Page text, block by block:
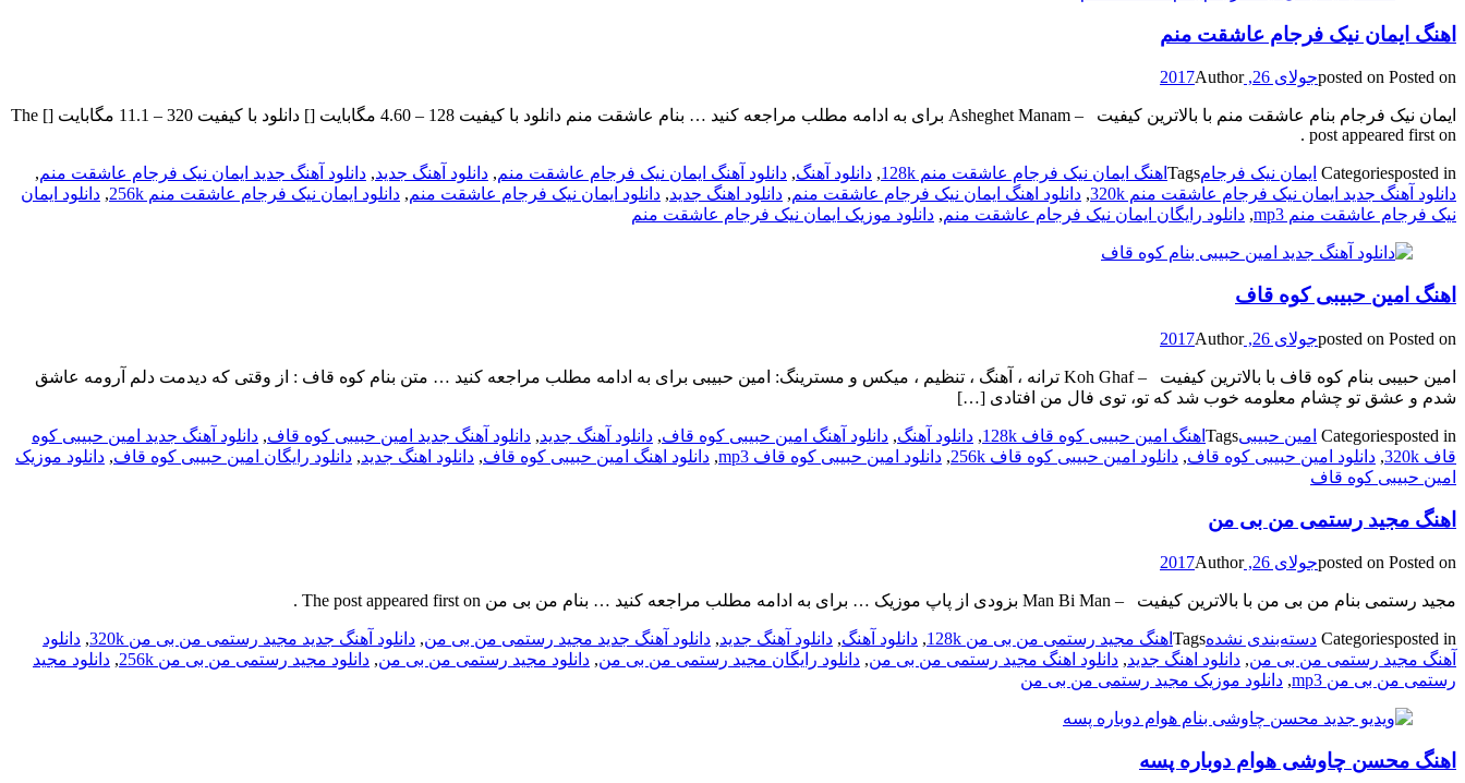
اهنگ ایمان نیک فرجام عاشقت منم
posted on Posted on جولای 26, 2017 Author
ایمان نیک فرجام بنام عاشقت منم با بالاترین کیفیت – Asheghet Manam برای به ادامه مطلب مراجعه کنید … بنام عاشقت منم دانلود با کیفیت 128 – 4.60 مگابایت [] دانلود با کیفیت 320 – 11.1 مگابایت [] The
post appeared first on .
Categoriesposted in ایمان نیک فرجامTags اهنگ ایمان نیک فرجام عاشقت منم 128k , دانلود آهنگ, دانلود آهنگ ایمان نیک فرجام عاشقت منم, دانلود آهنگ جدید, دانلود آهنگ جدید ایمان نیک فرجام عاشقت منم,
دانلود آهنگ جدید ایمان نیک فرجام عاشقت منم 320k
, دانلود اهنگ ایمان نیک فرجام عاشقت منم, دانلود اهنگ جدید, دانلود ایمان نیک فرجام عاشقت منم, دانلود ایمان نیک فرجام عاشقت منم 256k , دانلود ایمان
نیک فرجام عاشقت منم mp3
, دانلود رایگان ایمان نیک فرجام عاشقت منم, دانلود موزیک ایمان نیک فرجام عاشقت منم
اهنگ امین حبیبی کوه قاف
posted on Posted on جولای 26, 2017 Author
امین حبیبی بنام کوه قاف با بالاترین کیفیت – Koh Ghaf ترانه ، آهنگ ، تنظیم ، میکس و مسترینگ: امین حبیبی برای به ادامه مطلب مراجعه کنید … متن بنام کوه قاف : از وقتی که دیدمت دلم آرومه عاشق
شدم و عشق تو چشام معلومه خوب شد که تو، توی فال من افتادی […]
Categoriesposted in امین حبیبیTags اهنگ امین حبیبی کوه قاف 128k , دانلود آهنگ, دانلود آهنگ امین حبیبی کوه قاف, دانلود آهنگ جدید, دانلود آهنگ جدید امین حبیبی کوه قاف, دانلود آهنگ جدید امین حبیبی کوه
قاف 320k
, دانلود امین حبیبی کوه قاف, دانلود امین حبیبی کوه قاف 256k , دانلود امین حبیبی کوه قاف mp3 , دانلود اهنگ امین حبیبی کوه قاف, دانلود اهنگ جدید, دانلود رایگان امین حبیبی کوه قاف, دانلود موزیک
امین حبیبی کوه قاف
اهنگ مجید رستمی من بی من
posted on Posted on جولای 26, 2017 Author
مجید رستمی بنام من بی من با بالاترین کیفیت – Man Bi Man بزودی از پاپ موزیک … برای به ادامه مطلب مراجعه کنید … بنام من بی من The post appeared first on .
Categoriesposted in دسته‌بندی نشدهTags اهنگ مجید رستمی من بی من 128k , دانلود آهنگ, دانلود آهنگ جدید, دانلود آهنگ جدید مجید رستمی من بی من, دانلود آهنگ جدید مجید رستمی من بی من 320k , دانلود
آهنگ مجید رستمی من بی من, دانلود اهنگ جدید, دانلود اهنگ مجید رستمی من بی من, دانلود رایگان مجید رستمی من بی من, دانلود مجید رستمی من بی من, دانلود مجید رستمی من بی من 256k , دانلود مجید
رستمی من بی من mp3
, دانلود موزیک مجید رستمی من بی من
اهنگ محسن چاوشی هوام دوباره پسه